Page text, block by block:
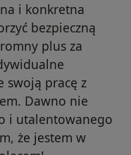
i konkretna
bezpieczną
plus za
swoją pracę z
Dawno nie
i utalentowanego
że jestem w